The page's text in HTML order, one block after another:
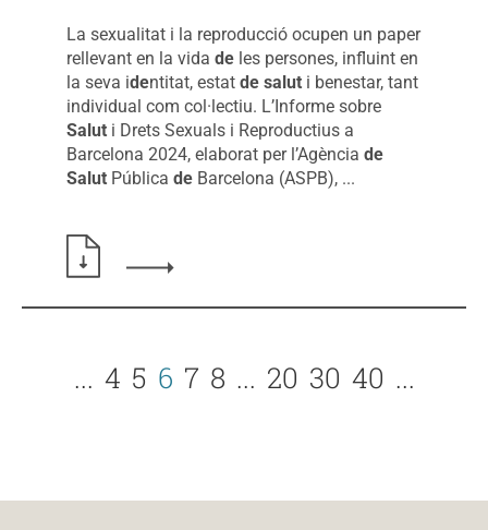
La sexualitat i la reproducció ocupen un paper
rellevant en la vida deles persones, influint en
la seva identitat, estat de saluti benestar, tant
individual com col·lectiu. L’Informe sobre
Saluti Drets Sexuals i Reproductius a
Barcelona 2024, elaborat per l’Agència de
SalutPública deBarcelona (ASPB), ...
Llegir més sobre: La salut i els drets sexuals i
... 4 5 6 7 8 ... 20 30 40 ...